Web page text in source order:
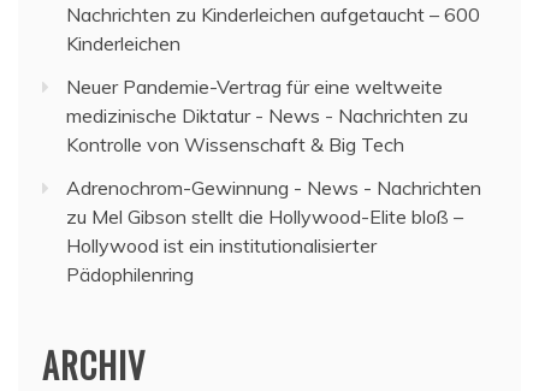
Nachrichten zu Kinderleichen aufgetaucht – 600
Kinderleichen
Neuer Pandemie-Vertrag für eine weltweite
medizinische Diktatur - News - Nachrichten zu
Kontrolle von Wissenschaft & Big Tech
Adrenochrom-Gewinnung - News - Nachrichten
zu Mel Gibson stellt die Hollywood-Elite bloß –
Hollywood ist ein institutionalisierter
Pädophilenring
ARCHIV